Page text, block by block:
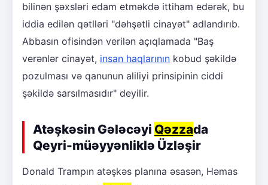
bilinən şəxsləri edam etməkdə ittiham edərək, bu
iddia edilən qətlləri "dəhşətli cinayət" adlandırıb.
Abbasın ofisindən verilən açıqlamada "Baş
verənlər cinayət, insan haqlarının kobud şəkildə
pozulması və qanunun aliliyi prinsipinin ciddi
şəkildə sarsılmasıdır" deyilir.
Atəşkəsin Gələcəyi Qəzzada
Qeyri-müəyyənliklə Üzləşir
Donald Trampın atəşkəs planına əsasən, Həmas